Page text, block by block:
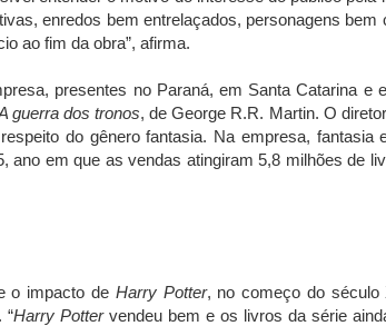
enredos bem entrelaçados, personagens
ao fim da obra”, afirma.
presentes no Paraná, em Santa Catarina e
guerra dos tronos, de George R.R. Martin. O
do gênero fantasia. Na empresa, fantasia
em que as vendas atingiram 5,8 milhões de
o impacto de Harry Potter, no começo do século
“Harry Pottervendeu bem e os livros da série